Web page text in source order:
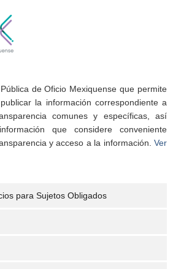
de Oficio Mexiquense que permite
la información correspondiente a
comunes y específicas, así
que considere conveniente
y acceso a la información. Ver
para Sujetos Obligados